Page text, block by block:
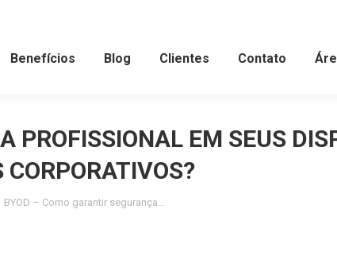
Benefícios Blog Clientes Contato
PROFISSIONAL EM SEUS
CORPORATIVOS?
BYOD – Como garantir segurança…